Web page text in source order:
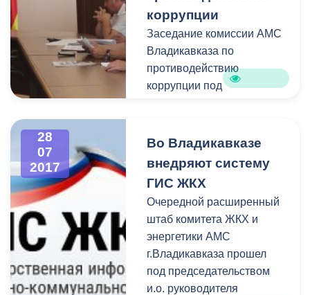
операторами службы
жители Владикавказа
могут по номеру 53-19-19.
коррупции
Заседание комиссии АМС
Владикавказа по
противодействию
коррупции под
Аркадия Гусова
городской администрации.
В состав комиссии входят
представители
практически всех
структурных
подразделений АМС
столицы республики.
28
07
2017
Во Владикавказе
внедряют систему
ГИС ЖКХ
Очередной расширенный
штаб комитета ЖКХ и
энергетики АМС
г.Владикавказа прошел
под председательством
и.о. руководителя